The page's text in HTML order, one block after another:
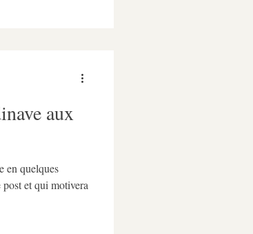
aux
en quelques
post et qui motivera